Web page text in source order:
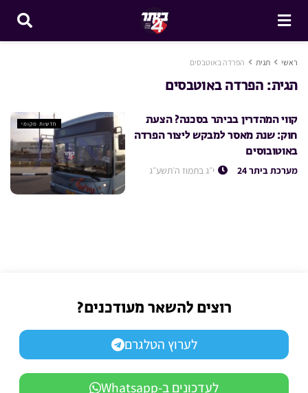
ראשי תגית הפרדה באוטבסים
תגית: הפרדה באוטבסים
חדשות מקומי
קווי המהדרין בביתר בסכנה? הצעת
חוק: שנת מאסר למבקש ליצור הפרדה
באוטובוסים
מערכת ביתר 24 י״ג בתמוז ה׳תשע״ג
רוצים להשאר מעודכנים?
לערוץ הטלגרם
לעדכונים ב-Whatsapp